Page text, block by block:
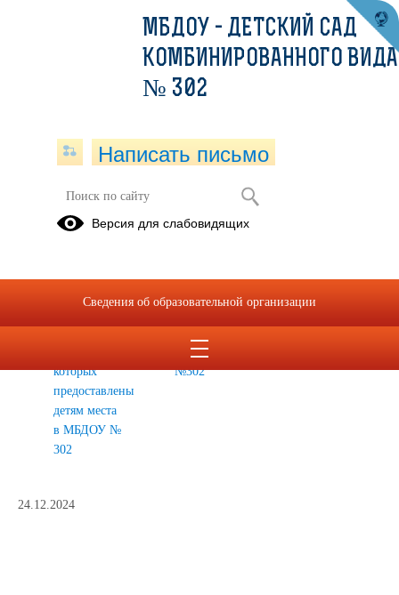
Комплектование в МБДОУ в 2024-
2025 уч.год
заявлений,
которых
предоставлены
детям места
в МБДОУ №
302
МБДОУ
№302
24.12.2024
МБДОУ - ДЕТСКИЙ САД
КОМБИНИРОВАННОГО ВИДА
№ 302
Написать письмо
Версия для слабовидящих
Сведения об образовательной организации